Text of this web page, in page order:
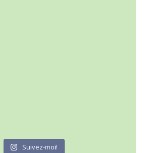
Suivez-moi!